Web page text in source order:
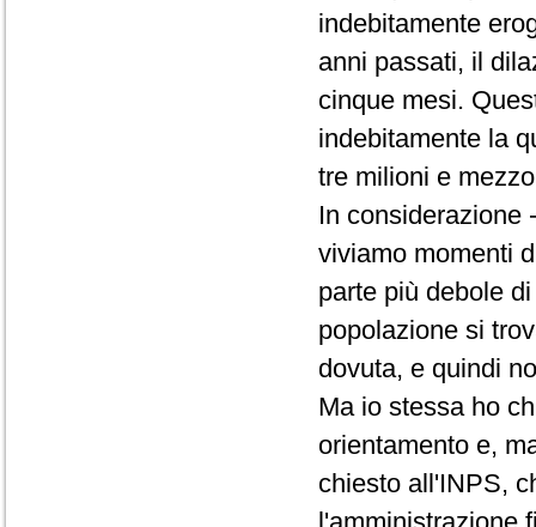
indebitamente
anni passati, il
cinque mesi.
indebitamente la
tre milioni e
In considerazione
viviamo momenti
parte più debole
popolazione si
dovuta, e quindi
Ma io stessa ho
orientamento e,
chiesto all'INPS,